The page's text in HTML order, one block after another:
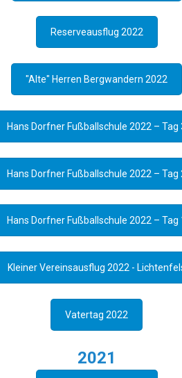
Reserveausflug 2022
"Alte" Herren Bergwandern 2022
Hans Dorfner Fußballschule 2022 – Tag
Hans Dorfner Fußballschule 2022 – Tag
Hans Dorfner Fußballschule 2022 – Tag
Kleiner Vereinsausflug 2022 -
Vatertag 2022
2021